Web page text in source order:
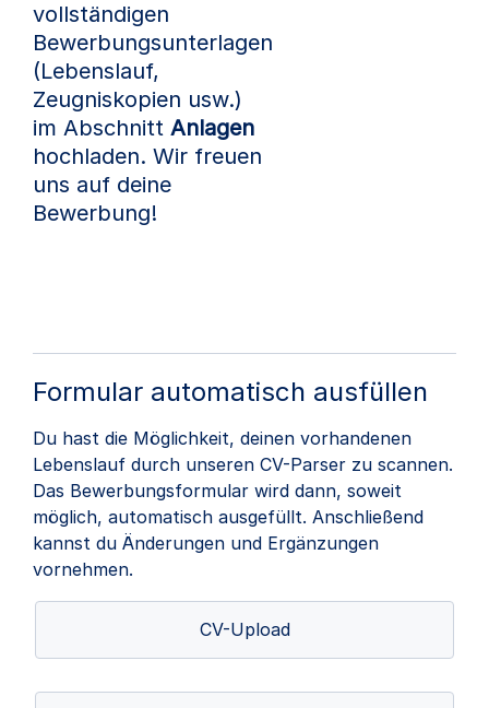
vollständigen
Bewerbungsunterlagen
(Lebenslauf,
Zeugniskopien usw.)
im Abschnitt Anlagen
hochladen. Wir freuen
uns auf deine
Bewerbung!
Formular automatisch ausfüllen
Du hast die Möglichkeit, deinen vorhandenen
Lebenslauf durch unseren CV-Parser zu scannen.
Das Bewerbungsformular wird dann, soweit
möglich, automatisch ausgefüllt. Anschließend
kannst du Änderungen und Ergänzungen
vornehmen.
CV-Upload